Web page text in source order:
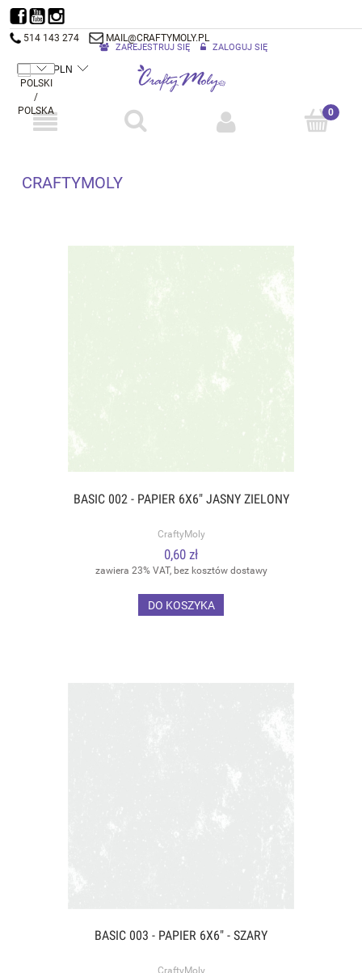
514 143 274 MAIL@CRAFTYMOLY.PL
ZAREJESTRUJ SIĘ ZALOGUJ SIĘ
CRAFTYMOLY
BASIC 002 - PAPIER 6X6" JASNY ZIELONY
CraftyMoly
0,60 zł
zawiera 23% VAT, bez kosztów dostawy
DO KOSZYKA
BASIC 003 - PAPIER 6X6" - SZARY